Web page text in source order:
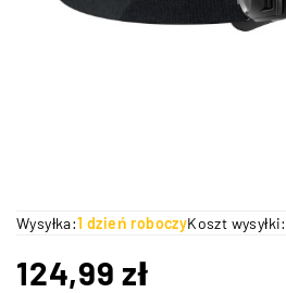
Wysyłka:1 dzień roboczyKoszt wysyłki:
124,99zł